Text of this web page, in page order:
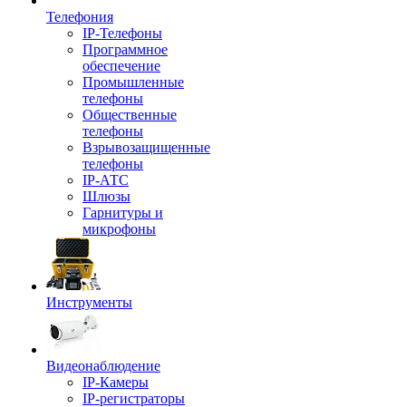
Телефония
IP-Телефоны
Программное
обеспечение
Промышленные
телефоны
Общественные
телефоны
Взрывозащищенные
телефоны
IP-АТС
Шлюзы
Гарнитуры и
микрофоны
Инструменты
Видеонаблюдение
IP-Камеры
IP-регистраторы